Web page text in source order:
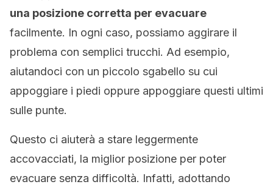
una posizione corretta per evacuare
facilmente. In ogni caso, possiamo aggirare il
problema con semplici trucchi. Ad esempio,
aiutandoci con un piccolo sgabello su cui
appoggiare i piedi oppure appoggiare questi ultimi
sulle punte.
Questo ci aiuterà a stare leggermente
accovacciati, la miglior posizione per poter
evacuare senza difficoltà. Infatti, adottando